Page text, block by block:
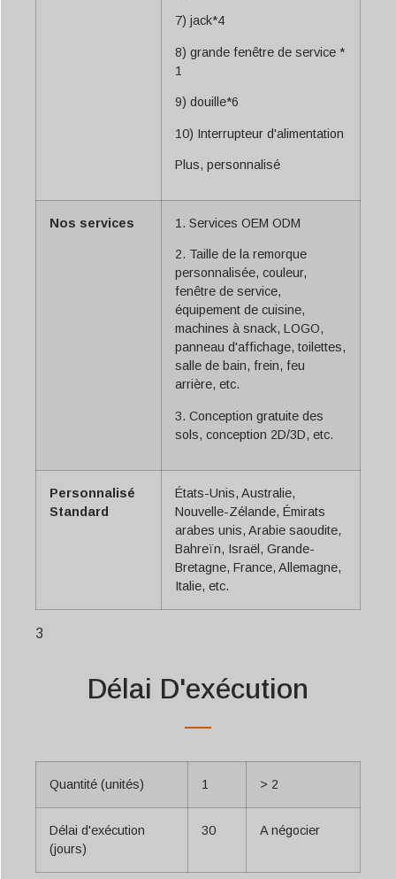
7) jack*4
8) grande fenêtre de service *
1
9) douille*6
10) Interrupteur d'alimentation
Plus, personnalisé
Nos services 1. Services OEM ODM
2. Taille de la remorque
personnalisée, couleur,
fenêtre de service,
équipement de cuisine,
machines à snack, LOGO,
panneau d'affichage, toilettes,
salle de bain, frein, feu
arrière, etc.
3. Conception gratuite des
sols, conception 2D/3D, etc.
Personnalisé
Standard
États-Unis, Australie,
Nouvelle-Zélande, Émirats
arabes unis, Arabie saoudite,
Bahreïn, Israël, Grande-
Bretagne, France, Allemagne,
Italie, etc.
3
Délai D'exécution
Quantité (unités) 1 > 2
Délai d'exécution
(jours)
30 A négocier